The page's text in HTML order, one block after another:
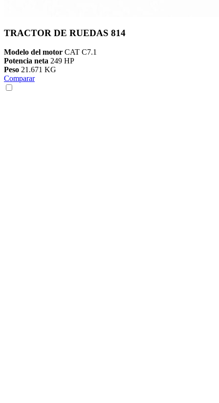
TRACTOR DE RUEDAS 814
Modelo del motor CAT C7.1
Potencia neta 249 HP
Peso 21.671 KG
Comparar